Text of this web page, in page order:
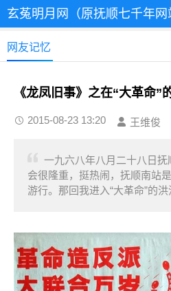
玄菟明月网（原抚顺七千年网
网友记忆
《龙凤旧事》之在“大革命”
2015-08-23 13:20 王维俊
一九六八年八月二十八日抚
会很隆重，挺热闹，抚顺南站
游行。那回我进入“大革命”的洪